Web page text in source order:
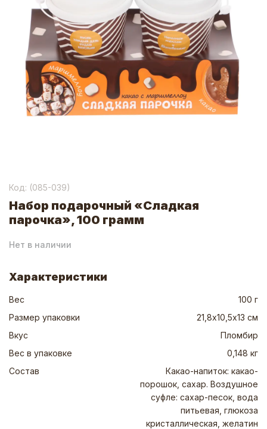
Код: (085-039)
Набор подарочный «Сладкая
парочка», 100 грамм
Нет в наличии
Характеристики
Вес
100 г
Размер упаковки
21,8х10,5х13 см
Вкус
Пломбир
Вес в упаковке
0,148 кг
Состав
Какао-напиток: какао-
порошок, сахар. Воздушное
суфле: сахар-песок, вода
питьевая, глюкоза
кристаллическая, желатин